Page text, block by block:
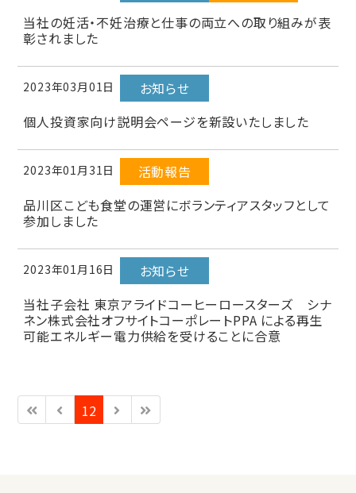
当社の妊活・不妊治療と仕事の両立への取り組みが表
彰されました
2023年03月01日
お知らせ
個人投資家向け説明会ページを新設いたしました
2023年01月31日
活動報告
品川区こども食堂の運営にボランティアスタッフとして
参加しました
2023年01月16日
お知らせ
当社子会社 東京アライドコーヒーロースターズ シナ
ネン株式会社オフサイトコーポレートPPA による再生
可能エネルギー電力供給を受けることに合意
12